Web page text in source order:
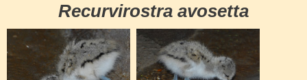
Recurvirostra avosetta